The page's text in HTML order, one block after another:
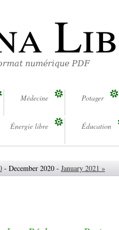
numérique PDF
Médecine Potager
Énergie libre Éducation
- December 2020 - January 2021 »